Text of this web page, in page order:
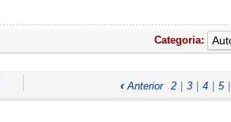
Categoria:
‹ Anterior 2 3 4 5